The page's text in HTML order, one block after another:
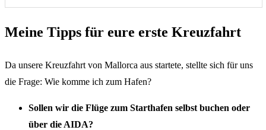
Meine Tipps für eure erste Kreuzfahrt
Da unsere Kreuzfahrt von Mallorca aus startete, stellte sich für uns
die Frage: Wie komme ich zum Hafen?
Sollen wir die Flüge zum Starthafen selbst buchen oder
über die AIDA?